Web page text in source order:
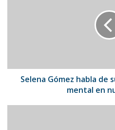
mental
Selena Gómez habla de
mental en